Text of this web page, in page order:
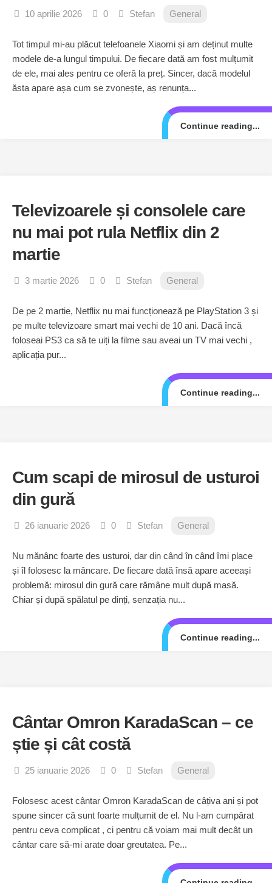
10 aprilie 2026 0 Stefan General
Tot timpul mi-au plăcut telefoanele Xiaomi și am deținut multe
modele de-a lungul timpului. De fiecare dată am fost mulțumit
de ele, mai ales pentru ce oferă la preț. Sincer, dacă modelul
ăsta apare așa cum se zvonește, aș renunța...
Continue reading...
Televizoarele și consolele care
nu mai pot rula Netflix din 2
martie
3 martie 2026 0 Stefan General
De pe 2 martie, Netflix nu mai funcționează pe PlayStation 3 și
pe multe televizoare smart mai vechi de 10 ani. Dacă încă
foloseai PS3 ca să te uiți la filme sau aveai un TV mai vechi ,
aplicația pur...
Continue reading...
Cum scapi de mirosul de usturoi
din gură
26 ianuarie 2026 0 Stefan General
Nu mănânc foarte des usturoi, dar din când în când îmi place
și îl folosesc la mâncare. De fiecare dată însă apare aceeași
problemă: mirosul din gură care rămâne mult după masă.
Chiar și după spălatul pe dinți, senzația nu...
Continue reading...
Cântar Omron KaradaScan – ce
știe și cât costă
25 ianuarie 2026 0 Stefan General
Folosesc acest cântar Omron KaradaScan de câțiva ani și pot
spune sincer că sunt foarte mulțumit de el. Nu l-am cumpărat
pentru ceva complicat , ci pentru că voiam mai mult decât un
cântar care să-mi arate doar greutatea. Pe...